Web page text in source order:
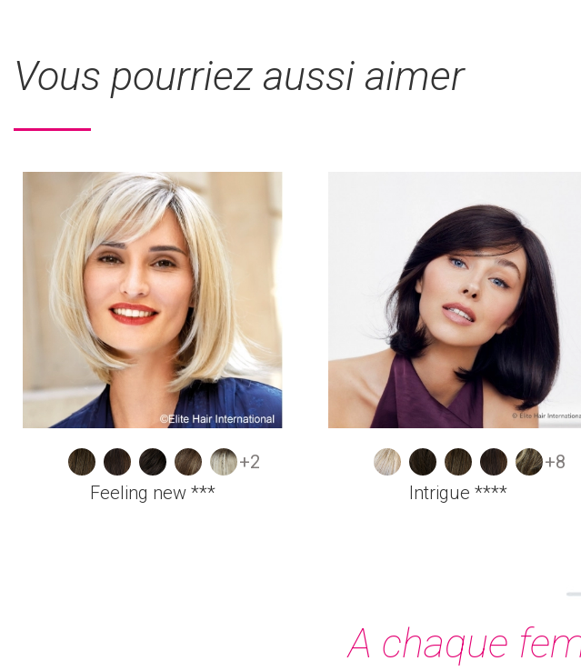
Vous pourriez aussi aimer
+2
Feeling new ***
+8
Intrigue ****
A chaque